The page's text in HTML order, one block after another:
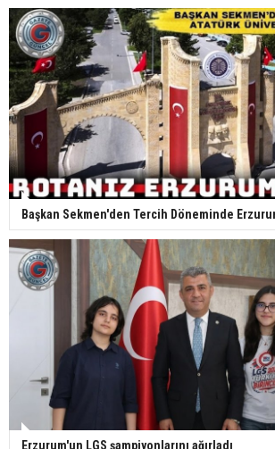
Başkan Sekmen'den Tercih Döneminde
Erzurum'un LGS şampiyonlarını ağırladı